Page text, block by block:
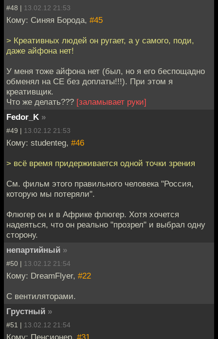
#48 | 13.02.12 21:53
Кому: Синяя Борода, #45
> Креативных людей он ругает, а у самого, поди,
даже айфона нет!
У меня тоже айфона нет (был, но я его беспощадно
обменял на СЕ без доплаты!!!). При этом я
креативщик.
Что же делать??? [заламывает руки]
Fedor_K »
#49 | 13.02.12 21:53
Кому: studenteg, #46
> всё время придерживается одной точки зрения
См. фильм этого правильного человека "Россия,
которую мы потеряли".
Флюгер он и в Африке флюгер. Хотя хочется
надеяться, что он реально "прозрел" и выбрал одну
сторону.
непартийный »
#50 | 13.02.12 21:54
Кому: DreamFlyer, #22
С вентиляторами.
Грустный »
#51 | 13.02.12 21:54